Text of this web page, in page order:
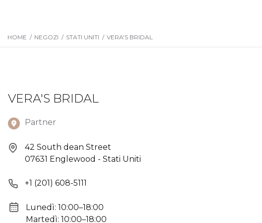
HOME / NEGOZI / STATI UNITI / VERA'S BRIDAL
VERA'S BRIDAL
Partner
42 South dean Street
07631 Englewood - Stati Uniti
+1 (201) 608-5111
Lunedì: 10:00–18:00
Martedì: 10:00–18:00